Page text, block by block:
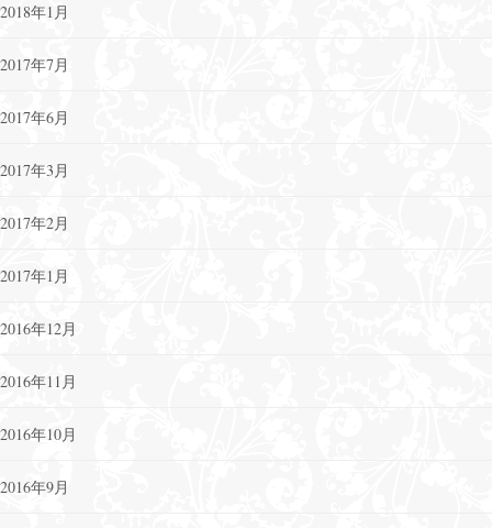
2018年1月
2017年7月
2017年6月
2017年3月
2017年2月
2017年1月
2016年12月
2016年11月
2016年10月
2016年9月